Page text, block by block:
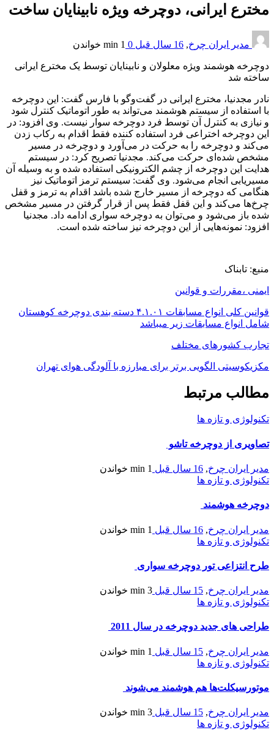
مخترع ایرانی، دوچرخه ویژه نابینایان ساخت
مدیر ایران چرخ, 16 سال قبل 0
1 min خواندن
دوچرخه هوشمند ویژه معلولان و نابینایان توسط یک مخترع ایرانی
ساخته شد
نادر مجدنیا، مخترع ایرانی در گفت‌و‌گو با فارس گفت: این دوچرخه
با استفاده از سیستم هوشمند می‌تواند به طور اتوماتیک کنترل شود
و نیازی به کنترل آن توسط فرد دوچرخه سوار نیست. وی افزود: در
این دوچرخه اختراعی فرد استفاده کننده فقط اقدام به رکاب زدن
می‌کند و دوچرخه را به حرکت در می‌آورد و دوچرخه در مسیر
مشخص شده‌ای حرکت می‌کند. مجدنیا تصریح کرد: در سیستم
هدایت این دوچرخه از چشم الکترونیکی استفاده شده و به وسیله آن
مسیریابی انجام می‌شود. وی گفت: سیستم ترمز اتوماتیک نیز
هنگامی که دوچرخه از مسیر خارج شده باشد اقدام به ترمز و قفل
چرخ‌ها می‌کند و این قفل فقط پس از قرار گرفتن در مسیر مشخص
شده باز می‌شود و می‌توان به دوچرخه سواری ادامه داد. مجدنیا
افزود: نمونه‌هایی از این دوچرخه نیز ساخته شده است.
منبع: تابناک
ایمنی ،مقررات و قوانین
قوانین کلی انواع مسابقات ۴.۱.۰۱ دسته بندی دوچرخه کوهستان
شامل انواع مسابقات زیر میباشد
تجارب کشورهای مختلف
مكزیكوسیتی الگویی برتر برای مبارزه با آلودگی هوای تهران
مطالب مرتبط
تکنولوژی و تازه ها
تصاویری از دوچرخه تاشو
مدیر ایران چرخ, 16 سال قبل 1 min
خواندن
تکنولوژی و تازه ها
دوچرخه هوشمند
مدیر ایران چرخ, 16 سال قبل 1 min
خواندن
تکنولوژی و تازه ها
طرح انتزاعی تور دوچرخه سواری
مدیر ایران چرخ, 15 سال قبل 3 min
خواندن
تکنولوژی و تازه ها
طراحی های جدید دوچرخه در سال 2011
مدیر ایران چرخ, 15 سال قبل 1 min
خواندن
تکنولوژی و تازه ها
موتورسیکلت‌ها هم هوشمند می‌شوند
مدیر ایران چرخ, 15 سال قبل 3 min
خواندن
تکنولوژی و تازه ها